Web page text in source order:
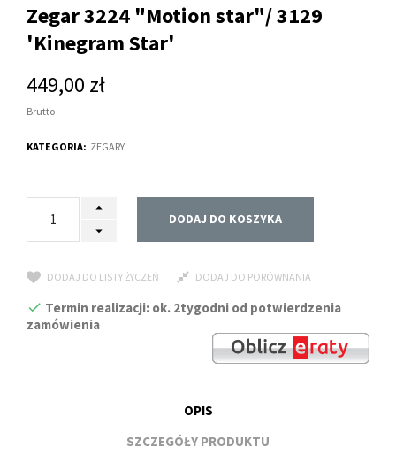
Zegar 3224 "Motion star"/ 3129
'Kinegram Star'
449,00 zł
Brutto
KATEGORIA: ZEGARY
DODAJ DO KOSZYKA
DODAJ DO LISTY ŻYCZEŃ DODAJ DO PORÓWNANIA
Termin realizacji: ok. 2tygodni od potwierdzenia
zamówienia
OPIS
SZCZEGÓŁY PRODUKTU